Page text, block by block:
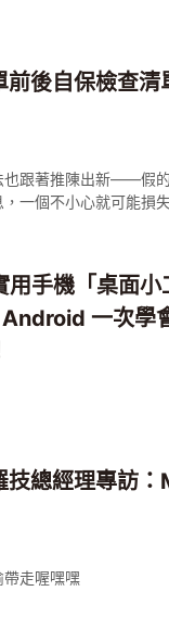
後自保檢查清
也跟著推陳出新——假
一個不小心就可能損
著檢查一遍，網購更安
手機「桌面小
一次學
技總經理專訪
走喔嘿嘿